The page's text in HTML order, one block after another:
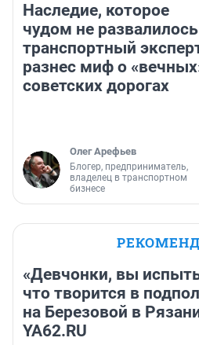
Наследие, которое
чудом не
транспортный
разнес миф о
советских дорогах
Олег Арефьев
Блогер, предприниматель,
владелец в транспортном
бизнесе
«Девчонки, вы
что творится в
на Березовой в
YA62.RU